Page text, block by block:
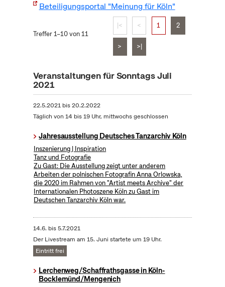
Beteiligungsportal "Meinung für Köln"
Treffer 1–10 von 11
|< < 1 2
> >|
Veranstaltungen für Sonntags Juli
2021
22.5.2021bis20.2.2022
Täglich von 14 bis 19 Uhr, mittwochs geschlossen
Jahresausstellung Deutsches Tanzarchiv Köln
Inszenierung | Inspiration
Tanz und Fotografie
Zu Gast: Die Ausstellung zeigt unter anderem
Arbeiten der polnischen Fotografin Anna Orlowska,
die 2020 im Rahmen von "Artist meets Archive" der
Internationalen Photoszene Köln zu Gast im
Deutschen Tanzarchiv Köln war.
14.6. bis5.7.2021
Der Livestream am 15. Juni startete um 19 Uhr.
Eintritt frei
Lerchenweg/Schaffrathsgasse in Köln-
Bocklemünd/Mengenich